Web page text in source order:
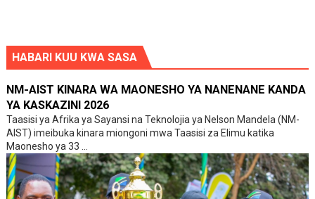
HABARI KUU KWA SASA
NM-AIST KINARA WA MAONESHO YA NANENANE KANDA
YA KASKAZINI 2026
Taasisi ya Afrika ya Sayansi na Teknolojia ya Nelson Mandela (NM-
AIST) imeibuka kinara miongoni mwa Taasisi za Elimu katika
Maonesho ya 33 ...